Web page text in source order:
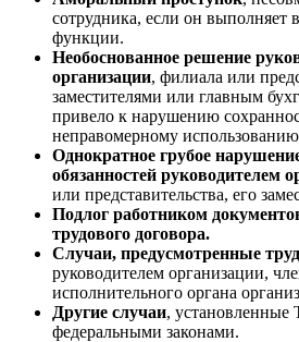
сотрудника, если он выполняет
функции.
Необоснованное решение
организации, филиала или
заместителями или главным
привело к нарушению
неправомерному
Однократное грубое
обязанностей руководителем
или представительства, его
Подлог работником
трудового договора.
Случаи, предусмотренные
руководителем организации,
исполнительного органа
Другие случаи,
федеральными законами.